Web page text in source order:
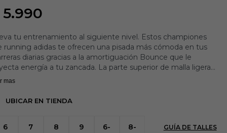
5.990
tu entrenamiento al siguiente nivel. Estos championes
running adidas te ofrecen una pisada más cómoda en tus
diarias gracias a la amortiguación Bounce que le
energía a tu zancada. La parte superior de malla ligera y
te brinda una gran ventilación sin sacrificar sujeción
clásica
interno textil
mas
UBICAR EN TIENDA
6 7 8 9 6- 8- GUÍA DE TALLES